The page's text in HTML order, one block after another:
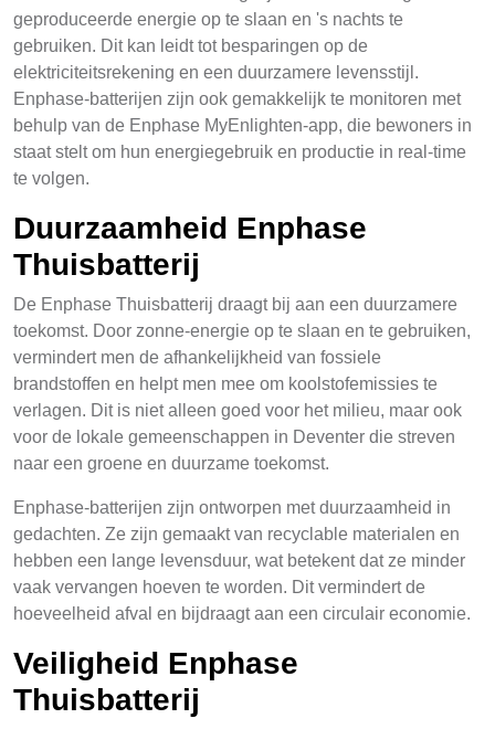
geproduceerde energie op te slaan en 's nachts te
gebruiken. Dit kan leidt tot besparingen op de
elektriciteitsrekening en een duurzamere levensstijl.
Enphase-batterijen zijn ook gemakkelijk te monitoren met
behulp van de Enphase MyEnlighten-app, die bewoners in
staat stelt om hun energiegebruik en productie in real-time
te volgen.
Duurzaamheid Enphase
Thuisbatterij
De Enphase Thuisbatterij draagt bij aan een duurzamere
toekomst. Door zonne-energie op te slaan en te gebruiken,
vermindert men de afhankelijkheid van fossiele
brandstoffen en helpt men mee om koolstofemissies te
verlagen. Dit is niet alleen goed voor het milieu, maar ook
voor de lokale gemeenschappen in Deventer die streven
naar een groene en duurzame toekomst.
Enphase-batterijen zijn ontworpen met duurzaamheid in
gedachten. Ze zijn gemaakt van recyclable materialen en
hebben een lange levensduur, wat betekent dat ze minder
vaak vervangen hoeven te worden. Dit vermindert de
hoeveelheid afval en bijdraagt aan een circulair economie.
Veiligheid Enphase
Thuisbatterij